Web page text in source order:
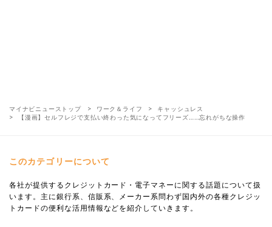
マイナビニューストップ ワーク＆ライフ
キャッシュレス
【漫画】セルフレジで支払い終わった気になってフリーズ……忘れがちな操作
このカテゴリーについて
各社が提供するクレジットカード・電子マネーに関する話題について扱
います。主に銀行系、信販系、メーカー系問わず国内外の各種クレジッ
トカードの便利な活用情報などを紹介していきます。